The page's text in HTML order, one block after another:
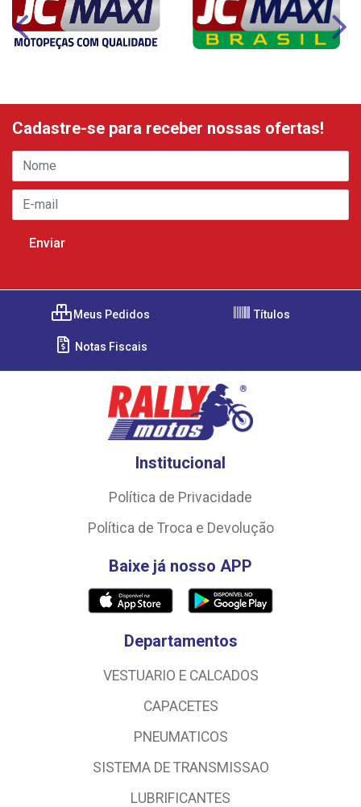
Cadastre-se para receber nossas ofertas!
Meus Pedidos Títulos
Notas Fiscais
Institucional
Política de Privacidade
Política de Troca e Devolução
Baixe já nosso APP
Departamentos
VESTUARIO E CALCADOS
CAPACETES
PNEUMATICOS
SISTEMA DE TRANSMISSAO
LUBRIFICANTES